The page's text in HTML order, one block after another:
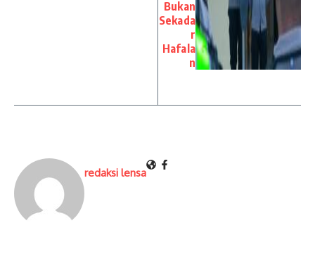
Bukan
Sekada
r
Hafala
n
redaksi lensa